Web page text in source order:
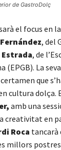
de GastroDolç
el focus en
, del
Estrada, de
(EPGB). La
que
cultura dolça.
amb una
creativitat en
Roca tancarà
millors postres